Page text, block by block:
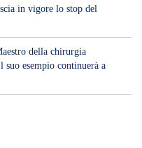
in vigore lo stop del
della chirurgia
esempio continuerà a